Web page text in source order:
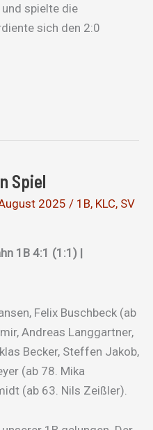
spielte die
sich den 2:0
Spiel
2025 / 1B, KLC, SV
1B 4:1 (1:1) |
Felix Buschbeck (ab
Andreas Langgartner,
Becker, Steffen Jakob,
(ab 78. Mika
(ab 63. Nils Zeißler).